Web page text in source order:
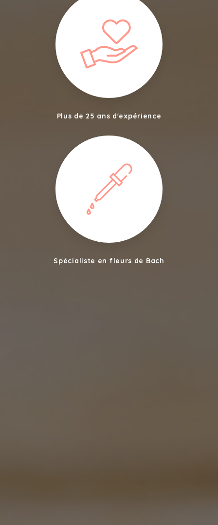
Plus de 25 ans d'expérience
Spécialiste en fleurs de Bach